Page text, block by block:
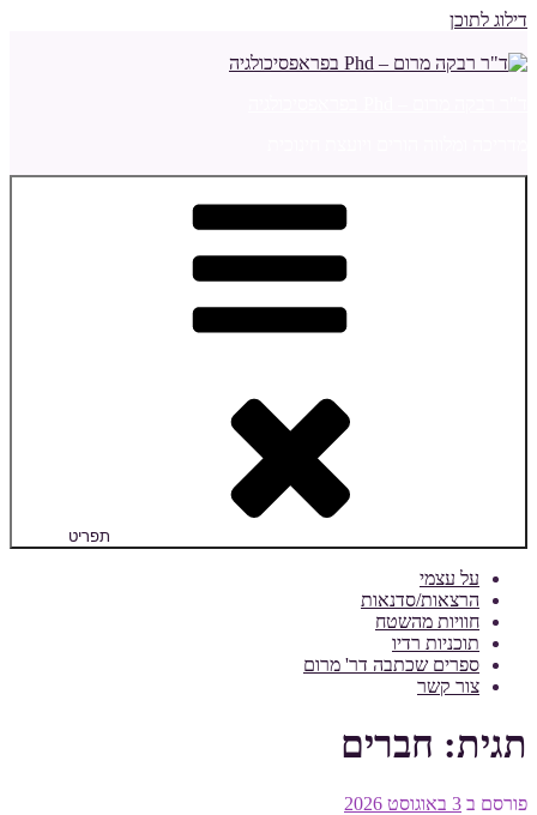
דילוג לתוכן
תפריט
על עצמי
הרצאות/סדנאות
חוויות מהשטח
תוכניות רדיו
ספרים שכתבה דר' מרום
צור קשר
תגית: חברים
פורסם ב 3 באוגוסט 2026